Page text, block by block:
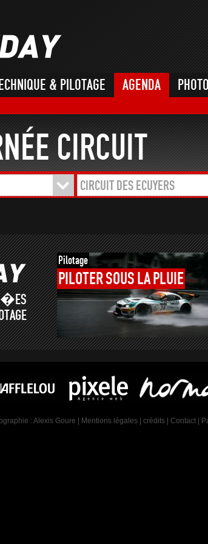
& PILOTAGE AGENDA
CIRCUIT
CIRCUIT DES ECUYERS
Pilotage
PILOTERSOUS LA PLUIE
: Alexis Goure Mentions légales crédits Contact